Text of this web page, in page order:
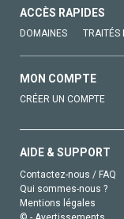
ACCÈS RAPIDES
DOMAINES TRAITÉS
MON COMPTE
CRÉER UN COMPTE
AIDE & SUPPORT
Contactez-nous / FAQ
Qui sommes-nous ?
Mentions légales